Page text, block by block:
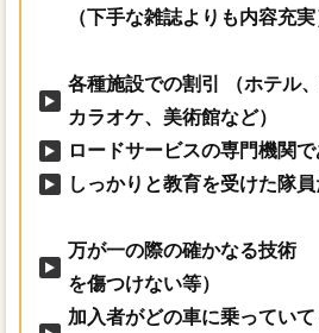
（下手な雑誌よりも内容充実
各種施設での割引 （ホテル
カラオケ、美術館など）
ロードサービスの専門機関で
しっかりと教育を受けた隊
万が一の際の確かなる技術
を傷つけない等）
加入者がどの車に乗ってい